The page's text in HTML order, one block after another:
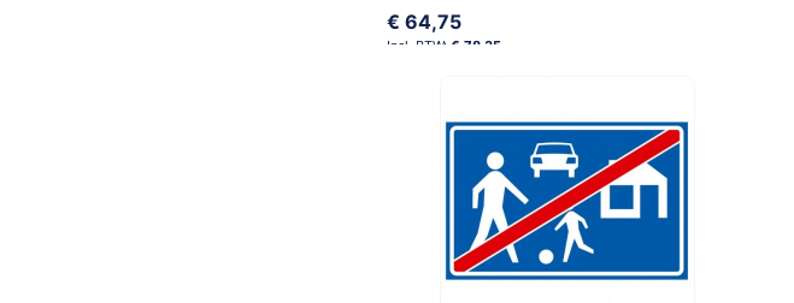
€ 64,75
€ 78,35